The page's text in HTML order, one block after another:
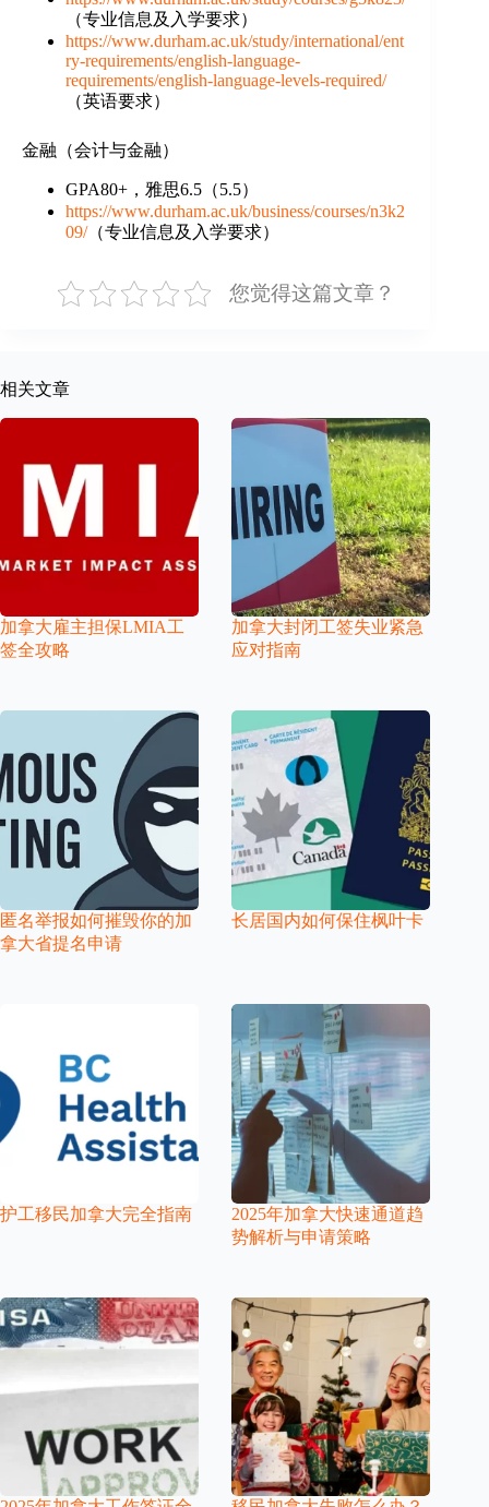
（专业信息及入学要求）
https://www.durham.ac.uk/study/international/ent
ry-requirements/english-language-
requirements/english-language-levels-required/
（英语要求）
金融（会计与金融）
GPA80+，雅思6.5（5.5）
https://www.durham.ac.uk/business/courses/n3k2
09/（专业信息及入学要求）
您觉得这篇文章？
相关文章
加拿大雇主担保LMIA工
签全攻略
加拿大封闭工签失业紧急
应对指南
匿名举报如何摧毁你的加
拿大省提名申请
长居国内如何保住枫叶卡
护工移民加拿大完全指南
2025年加拿大快速通道趋
势解析与申请策略